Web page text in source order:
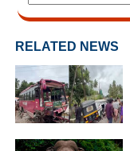
RELATED NEWS